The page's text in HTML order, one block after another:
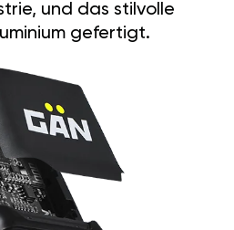
und das stilvolle
gefertigt.